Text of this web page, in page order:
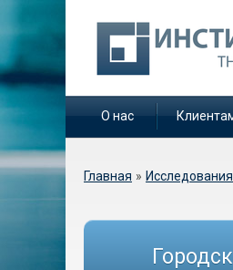
О нас
Вы здесь
Главная » Исследования